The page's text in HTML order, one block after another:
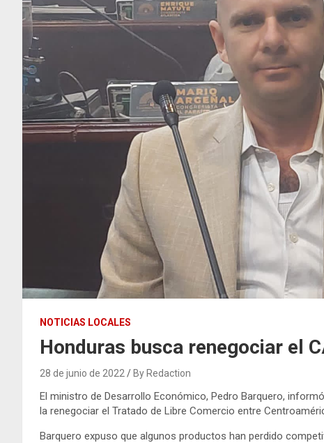
NOTICIAS LOCALES
Honduras busca renegociar el
28 de junio de 2022 By Redaction
El ministro de Desarrollo Económico, Pedro Barquero,
la renegociar el Tratado de Libre Comercio entre
Barquero expuso que algunos productos han perdido